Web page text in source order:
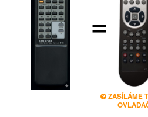
=
ZASÍLÁME